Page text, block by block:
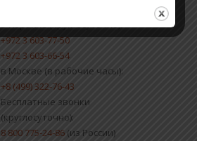
в Израиле (круглосуточно):
+972 3 603-77-50
+972 3 603-66-54
в Москве (в рабочие часы):
+8 (499) 322-76-43
Бесплатные звонки
(круглосуточно):
8 800 775-24-86 (из России)